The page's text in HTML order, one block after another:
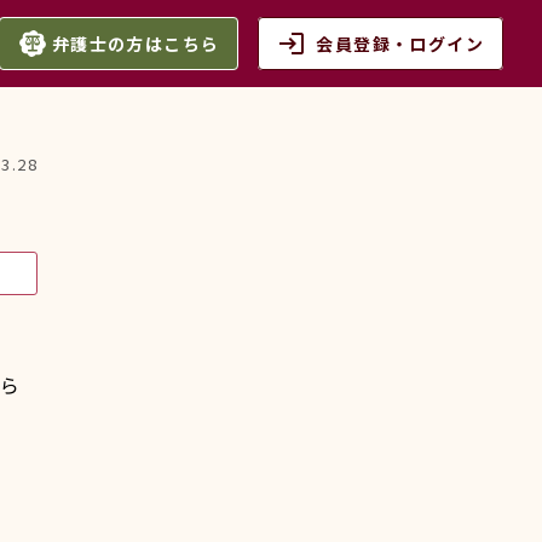
弁護士の方はこちら login 会員登録・ログイン